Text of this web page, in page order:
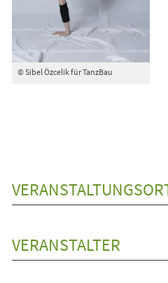
© Sibel Özcelik für TanzBau
VERANSTALTER